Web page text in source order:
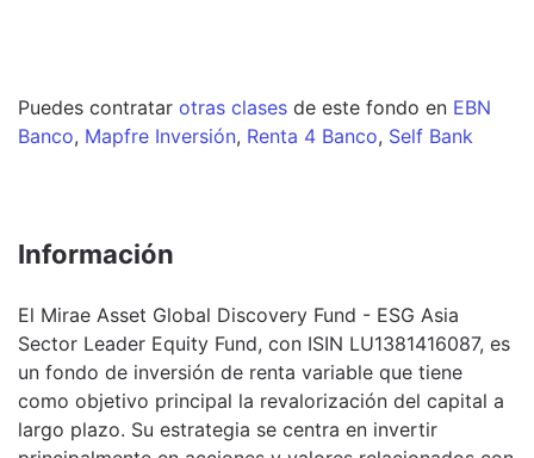
Puedes contratar otras clases de este fondo en EBN
Banco, Mapfre Inversión, Renta 4 Banco, Self Bank
Información
El Mirae Asset Global Discovery Fund - ESG Asia
Sector Leader Equity Fund, con ISIN LU1381416087, es
un fondo de inversión de renta variable que tiene
como objetivo principal la revalorización del capital a
largo plazo. Su estrategia se centra en invertir